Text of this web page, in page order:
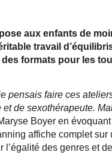
aux enfants de
travail
formats pour les
pensais faire ces
et de sexothérapeute.
Boyer en
affiche complet
l’égalité des genres et